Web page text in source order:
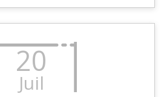
20
Juil